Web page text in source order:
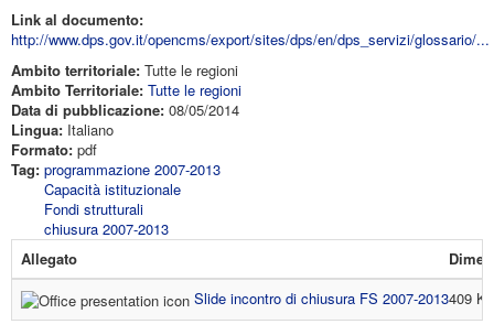
Link al documento:
http://www.dps.gov.it/opencms/export/sites/dps/en/dps_servizi/glossario/...
Ambito territoriale: Tutte le regioni
Ambito Territoriale: Tutte le regioni
Data di pubblicazione: 08/05/2014
Lingua: Italiano
Formato: pdf
Tag: programmazione 2007-2013
Capacità istituzionale
Fondi strutturali
chiusura 2007-2013
Allegato
Slide incontro di chiusura FS 2007-2013409